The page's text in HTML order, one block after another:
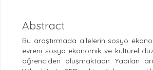
Abstract
Bu araştırmada ailelerin sosyo
evreni sosyo ekonomik ve kültürel
öğrenciden oluşmaktadır. Yapılan